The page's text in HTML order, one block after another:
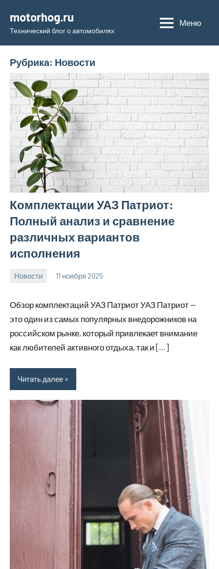
содержимому
motorhog.ru
Технический блог о автомобилях
Меню
Рубрика: Новости
Комплектации УАЗ Патриот:
Полный анализ и сравнение
различных вариантов
исполнения
Новости 11 ноября 2025
Обзор комплектаций УАЗ Патриот УАЗ Патриот —
это один из самых популярных внедорожников на
российском рынке, который привлекает внимание
как любителей активного отдыха, так и […]
Читать далее